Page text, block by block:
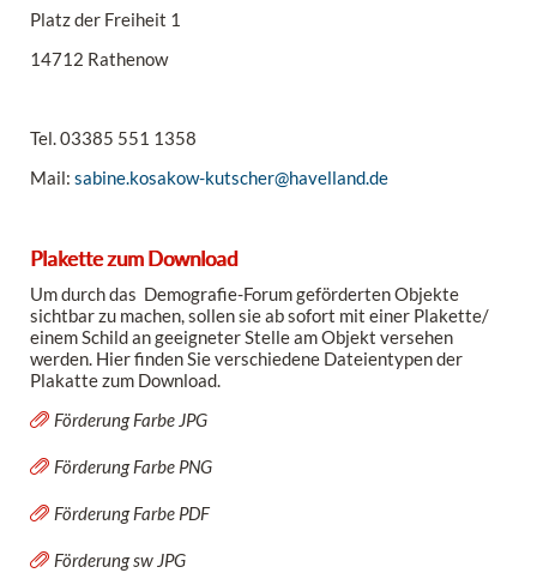
Platz der Freiheit 1
14712 Rathenow
Tel. 03385 551 1358
Mail:sabine.kosakow-kutscher@havelland.de
Plakette zum Download
Um durch das Demografie-Forum geförderten Objekte
sichtbar zu machen, sollen sie ab sofort mit einer Plakette/
einem Schild an geeigneter Stelle am Objekt versehen
werden. Hier finden Sie verschiedene Dateientypen der
Plakatte zum Download.
Förderung Farbe JPG
Förderung Farbe PNG
Förderung Farbe PDF
Förderung sw JPG